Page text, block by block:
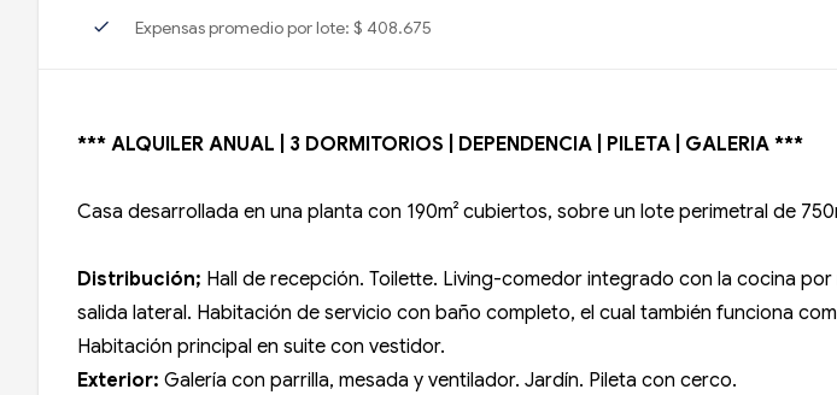
check Expensas promedio por lote: $ 408.675
*** ALQUILER ANUAL | 3 DORMITORIOS | DEPENDENCIA | PILETA | GALERIA ***
Casa desarrollada en una planta con 190m² cubiertos, sobre un lote perimetral de
Distribución; Hall de recepción. Toilette. Living-comedor integrado con la cocina
salida lateral. Habitación de servicio con baño completo, el cual también funciona
Habitación principal en suite con vestidor.
Exterior: Galería con parrilla, mesada y ventilador. Jardín. Pileta con cerco.